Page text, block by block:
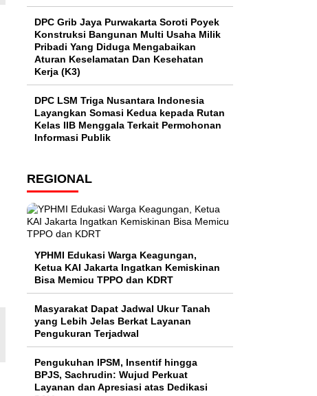
DPC Grib Jaya Purwakarta Soroti Poyek
Konstruksi Bangunan Multi Usaha Milik
Pribadi Yang Diduga Mengabaikan
Aturan Keselamatan Dan Kesehatan
Kerja (K3)
DPC LSM Triga Nusantara Indonesia
Layangkan Somasi Kedua kepada Rutan
Kelas IIB Menggala Terkait Permohonan
Informasi Publik
REGIONAL
YPHMI Edukasi Warga Keagungan,
Ketua KAI Jakarta Ingatkan Kemiskinan
Bisa Memicu TPPO dan KDRT
Masyarakat Dapat Jadwal Ukur Tanah
yang Lebih Jelas Berkat Layanan
Pengukuran Terjadwal
Pengukuhan IPSM, Insentif hingga
BPJS, Sachrudin: Wujud Perkuat
Layanan dan Apresiasi atas Dedikasi